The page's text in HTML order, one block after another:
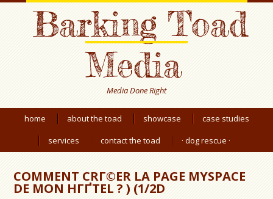
Barking Toad
Media
Media Done Right
home about the toad showcase
case studies
services
contact the toad · dog rescue ·
COMMENT CRГ©ER LA PAGE MYSPACE
DE MON HГҐTEL ? ) (1/2D